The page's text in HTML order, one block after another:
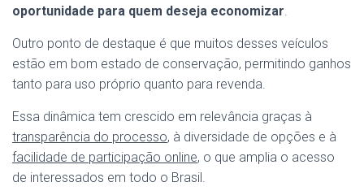
oportunidade para quem deseja economizar.
Outro ponto de destaque é que muitos desses veículos
estão em bom estado de conservação, permitindo ganhos
tanto para uso próprio quanto para revenda.
Essa dinâmica tem crescido em relevância graças à
transparência do processo, à diversidade de opções e à
facilidade de participação online, o que amplia o acesso
de interessados em todo o Brasil.